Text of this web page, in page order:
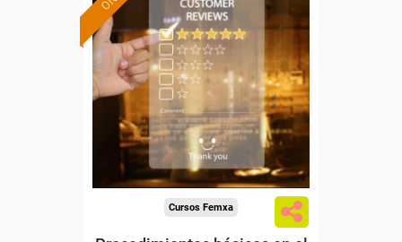
Formación 100%
subvencionada.
Para desempleados,
trabajadores y autónomos.
Sector
-Hosteleria y Turismo.
Cursos Femxa